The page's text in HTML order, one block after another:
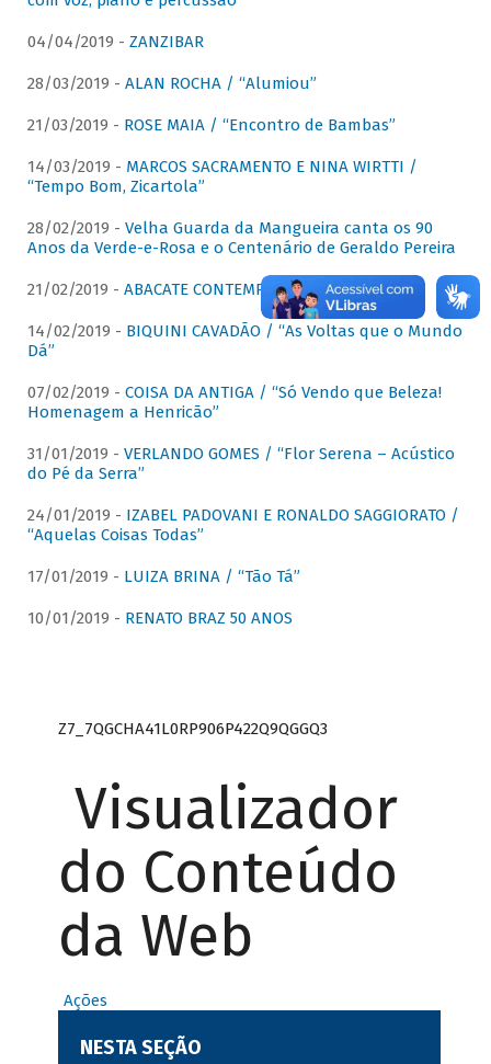
04/04/2019 - ZANZIBAR
28/03/2019 - ALAN ROCHA / “Alumiou”
21/03/2019 - ROSE MAIA / “Encontro de Bambas”
14/03/2019 - MARCOS SACRAMENTO E NINA WIRTTI /
“Tempo Bom, Zicartola”
28/02/2019 - Velha Guarda da Mangueira canta os 90
Anos da Verde-e-Rosa e o Centenário de Geraldo Pereira
21/02/2019 - ABACATE CONTEMPORÂNEO
14/02/2019 - BIQUINI CAVADÃO / “As Voltas que o Mundo
Dá”
07/02/2019 - COISA DA ANTIGA / “Só Vendo que Beleza!
Homenagem a Henricão”
31/01/2019 - VERLANDO GOMES / “Flor Serena – Acústico
do Pé da Serra”
24/01/2019 - IZABEL PADOVANI E RONALDO SAGGIORATO /
“Aquelas Coisas Todas”
17/01/2019 - LUIZA BRINA / “Tão Tá”
10/01/2019 - RENATO BRAZ 50 ANOS
Z7_7QGCHA41L0RP906P422Q9QGGQ3
Visualizador
do Conteúdo
da Web
Ações
NESTA SEÇÃO